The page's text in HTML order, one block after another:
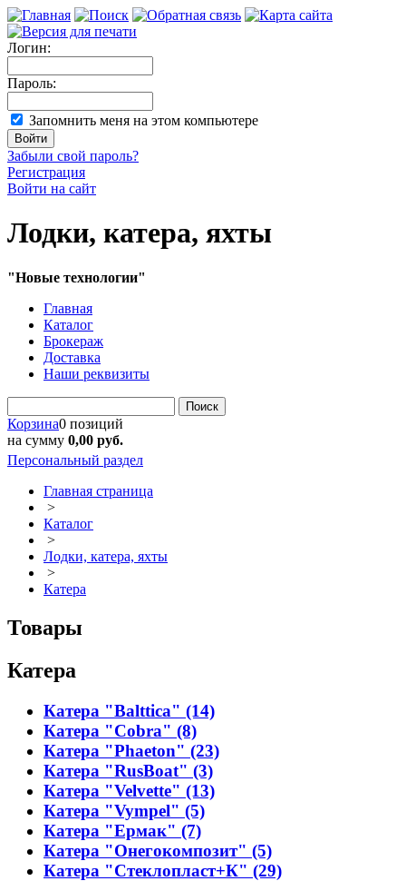
Логин:
Пароль:
Запомнить меня на этом компьютере
Забыли свой пароль?
Регистрация
Войти на сайт
Лодки, катера, яхты
"Новые технологии"
Главная
Каталог
Брокераж
Доставка
Наши реквизиты
Поиск
Корзина0 позиций
на сумму 0,00 руб.
Персональный раздел
Главная страница
>
Каталог
>
Лодки, катера, яхты
>
Катера
Товары
Катера
Катера "Balttica" (14)
Катера "Cobra" (8)
Катера "Phaeton" (23)
Катера "RusBoat" (3)
Катера "Velvette" (13)
Катера "Vympel" (5)
Катера "Ермак" (7)
Катера "Онегокомпозит" (5)
Катера "Стеклопласт+К" (29)